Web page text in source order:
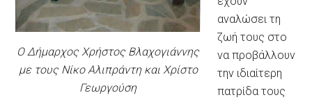
Ο Δήμαρχος Χρήστος Βλαχογιάννης
με τους Νίκο Αλιπράντη και Χρίστο
Γεωργούση
αναλώσει τη
ζωή τους στο
να προβάλλουν
την ιδιαίτερη
πατρίδα τους